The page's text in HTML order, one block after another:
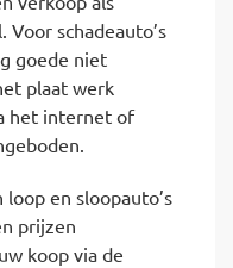
schadeauto’s
goede niet
plaat werk
het internet of
en sloopauto’s
prijzen
koop via de